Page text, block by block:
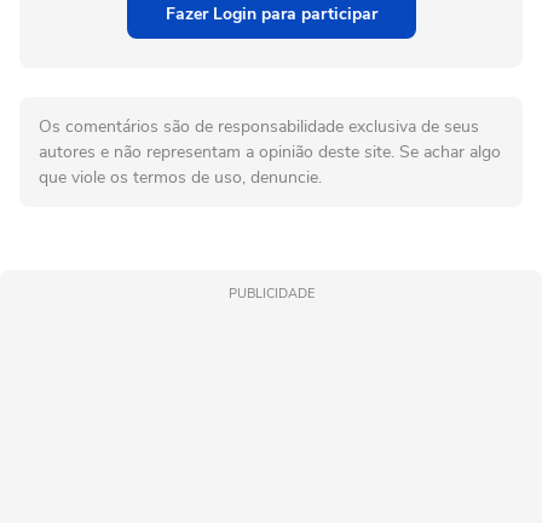
Fazer Login para participar
Os comentários são de responsabilidade exclusiva de seus
autores e não representam a opinião deste site. Se achar algo
que viole os termos de uso, denuncie.
PUBLICIDADE